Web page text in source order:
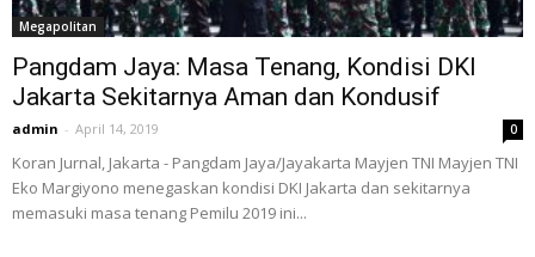
Megapolitan
Pangdam Jaya: Masa Tenang, Kondisi DKI
Jakarta Sekitarnya Aman dan Kondusif
admin - April 14, 2019 0
Koran Jurnal, Jakarta - Pangdam Jaya/Jayakarta Mayjen TNI Mayjen TNI
Eko Margiyono menegaskan kondisi DKI Jakarta dan sekitarnya
memasuki masa tenang Pemilu 2019 ini...